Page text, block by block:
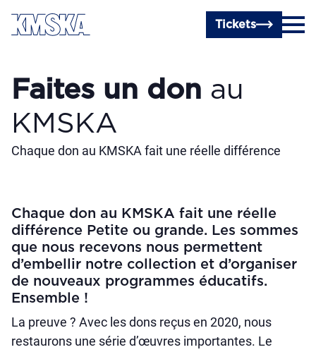
Passer au contenu principal
Tickets
Faites un don au
KMSKA
Chaque don au KMSKA fait une réelle différence
Chaque don au KMSKA fait une réelle
différence Petite ou grande. Les sommes
que nous recevons nous permettent
d’embellir notre collection et d’organiser
de nouveaux programmes éducatifs.
Ensemble !
La preuve ? Avec les dons reçus en 2020, nous
restaurons une série d’œuvres importantes. Le